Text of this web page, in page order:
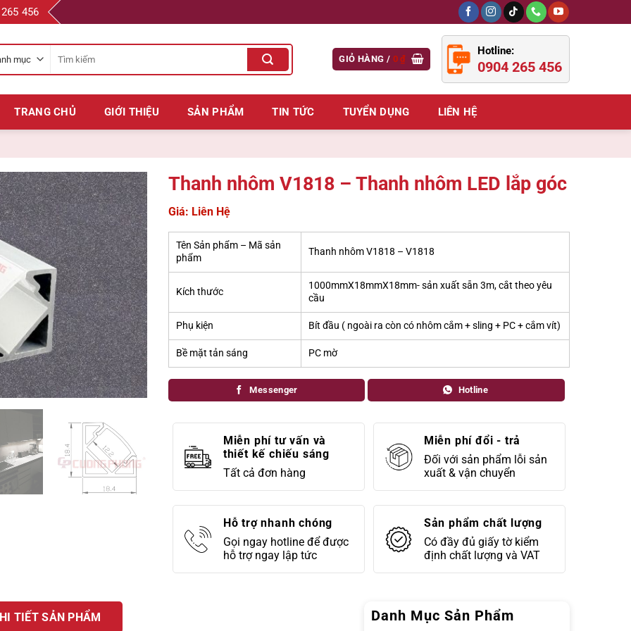
456
kiếm
cho:
GIỎ HÀNG / 0₫
Hotline:
0904 265 456
TRANG CHỦ GIỚI THIỆU SẢN PHẨM TIN TỨC TUYỂN DỤNG LIÊN HỆ
Thanh nhôm V1818 – Thanh nhôm LED lắp góc
Giá: Liên Hệ
Tên Sản phẩm – Mã sản
phẩm
Thanh nhôm V1818 – V1818
Kích thước
1000mmX18mmX18mm- sản xuất sẵn 3m, cắt theo yêu
cầu
Phụ kiện Bít đầu ( ngoài ra còn có nhôm cắm + sling + PC + cắm vít)
Bề mặt tản sáng PC mờ
Messenger Hotline
Miễn phí tư vấn và
thiết kế chiếu sáng
Tất cả đơn hàng
Miễn phí đổi - trả
Đối với sản phẩm lỗi sản
xuất & vận chuyển
Hỗ trợ nhanh chóng
Gọi ngay hotline để được
hỗ trợ ngay lập tức
Sản phẩm chất lượng
Có đầy đủ giấy tờ kiểm
định chất lượng và VAT
TIẾT SẢN PHẨM Danh Mục Sản Phẩm